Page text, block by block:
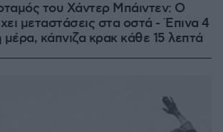
του Χάντερ Μπάιντεν: Ο
μεταστάσεις στα οστά - Έπινα 4
μέρα, κάπνιζα κρακ κάθε 15 λεπτά